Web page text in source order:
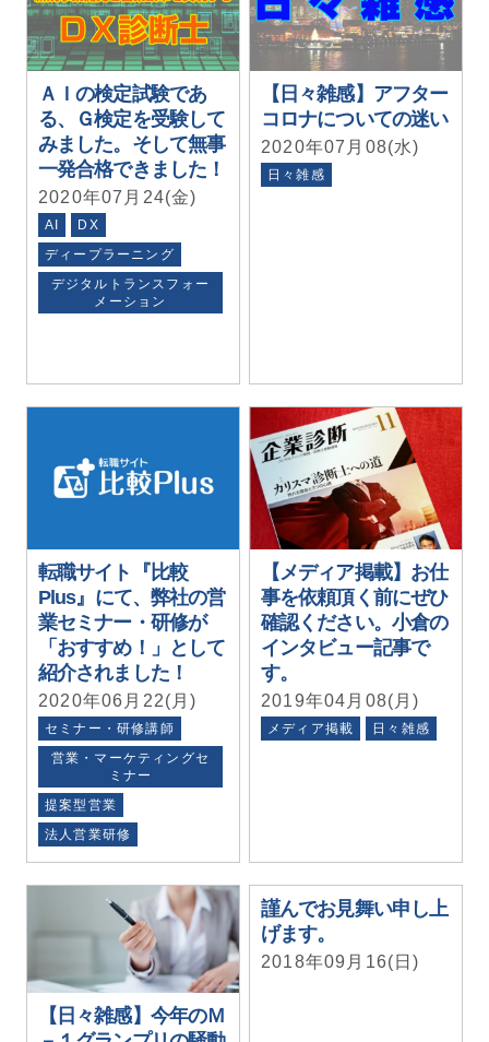
ＡＩの検定試験であ
る、Ｇ検定を受験して
みました。そして無事
一発合格できました！
2020年07月24(金)
AI
DX
ディープラーニング
デジタルトランスフォー
メーション
【日々雑感】アフター
コロナについての迷い
2020年07月08(水)
日々雑感
転職サイト『比較
Plus』にて、弊社の営
業セミナー・研修が
「おすすめ！」として
紹介されました！
2020年06月22(月)
セミナー・研修講師
営業・マーケティングセ
ミナー
提案型営業
法人営業研修
【メディア掲載】お仕
事を依頼頂く前にぜひ
確認ください。小倉の
インタビュー記事で
す。
2019年04月08(月)
メディア掲載 日々雑感
【日々雑感】今年のＭ
謹んでお見舞い申し上
げます。
2018年09月16(日)